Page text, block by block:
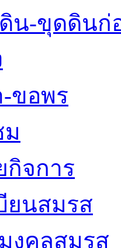
น-ขุดดินก่
-ขอพร
กิจการ
ยนสมรส
งคลสมรส